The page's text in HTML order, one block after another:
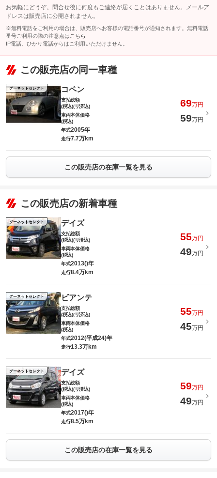
お気軽にどうぞ。問合せ後に何度もご連絡が届くことはありません。メールア
ドレスは販売店に公開されません。
※無料電話をご利用の場合は、販売店へお客様の電話番号が通知されます。無料電話
番号ご利用の際の注意点は こちら
IP電話、ひかり電話からはご利用いただけません。
この販売店の同一車種
グーネットセレクト コペン
支払総額
(税込)(リ済込)
69万円
車両本体価格
(税込)
59万円
年式2005年
走行7.7万km
この販売店の在庫一覧を見る
この販売店の新着車種
グーネットセレクト デイズ
支払総額
(税込)(リ済込)
55万円
車両本体価格
(税込)
49万円
年式2013()年
走行8.4万km
グーネットセレクト ビアンテ
支払総額
(税込)(リ済込)
55万円
車両本体価格
(税込)
45万円
年式2012(平成24)年
走行13.3万km
グーネットセレクト デイズ
支払総額
(税込)(リ済込)
59万円
車両本体価格
(税込)
49万円
年式2017()年
走行8.5万km
この販売店の在庫一覧を見る